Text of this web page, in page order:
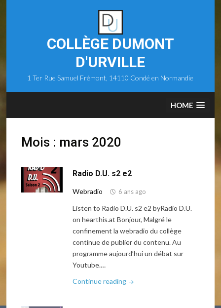
COLLÈGE DUMONT
D'URVILLE
1 Ter Rue Samuel Frémont, 14110 Condé en Normandie
HOME
Mois : mars 2020
Radio D.U. s2 e2
Webradio 6 ans ago
Listen to Radio D.U. s2 e2 byRadio D.U.
on hearthis.at Bonjour, Malgré le
confinement la webradio du collège
continue de publier du contenu. Au
programme aujourd’hui un débat sur
Youtube.…
Continue reading"Radio